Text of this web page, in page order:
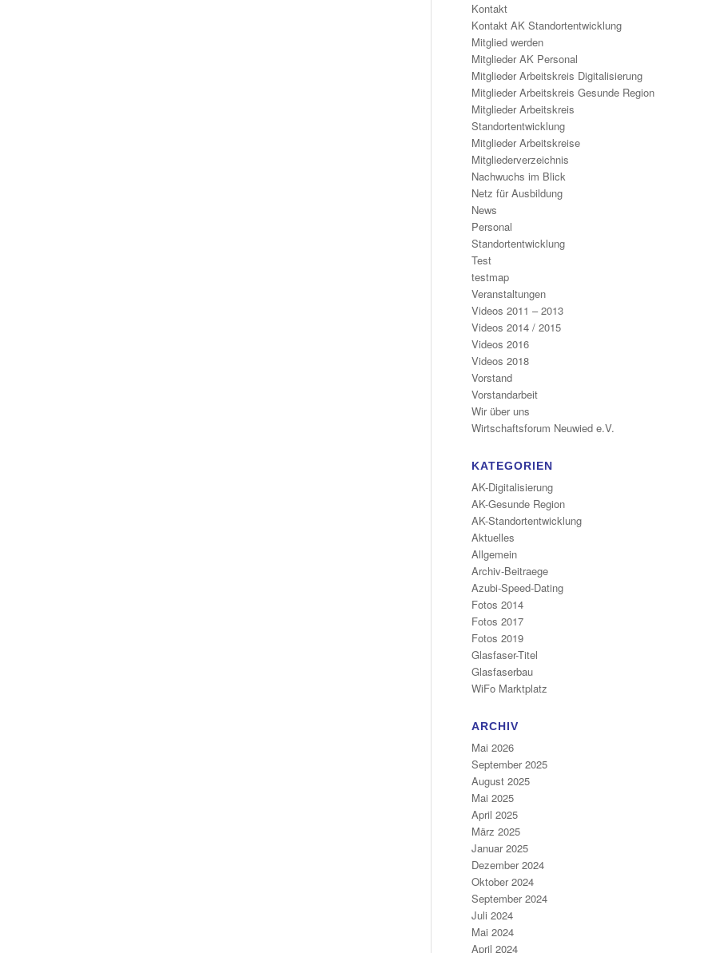
Kontakt
Kontakt AK Standortentwicklung
Mitglied werden
Mitglieder AK Personal
Mitglieder Arbeitskreis Digitalisierung
Mitglieder Arbeitskreis Gesunde Region
Mitglieder Arbeitskreis
Standortentwicklung
Mitglieder Arbeitskreise
Mitgliederverzeichnis
Nachwuchs im Blick
Netz für Ausbildung
News
Personal
Standortentwicklung
Test
testmap
Veranstaltungen
Videos 2011 – 2013
Videos 2014 / 2015
Videos 2016
Videos 2018
Vorstand
Vorstandarbeit
Wir über uns
Wirtschaftsforum Neuwied e.V.
KATEGORIEN
AK-Digitalisierung
AK-Gesunde Region
AK-Standortentwicklung
Aktuelles
Allgemein
Archiv-Beitraege
Azubi-Speed-Dating
Fotos 2014
Fotos 2017
Fotos 2019
Glasfaser-Titel
Glasfaserbau
WiFo Marktplatz
ARCHIV
Mai 2026
September 2025
August 2025
Mai 2025
April 2025
März 2025
Januar 2025
Dezember 2024
Oktober 2024
September 2024
Juli 2024
Mai 2024
April 2024